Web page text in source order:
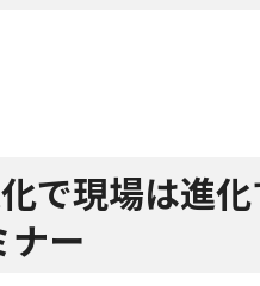
化で現場は進
ー